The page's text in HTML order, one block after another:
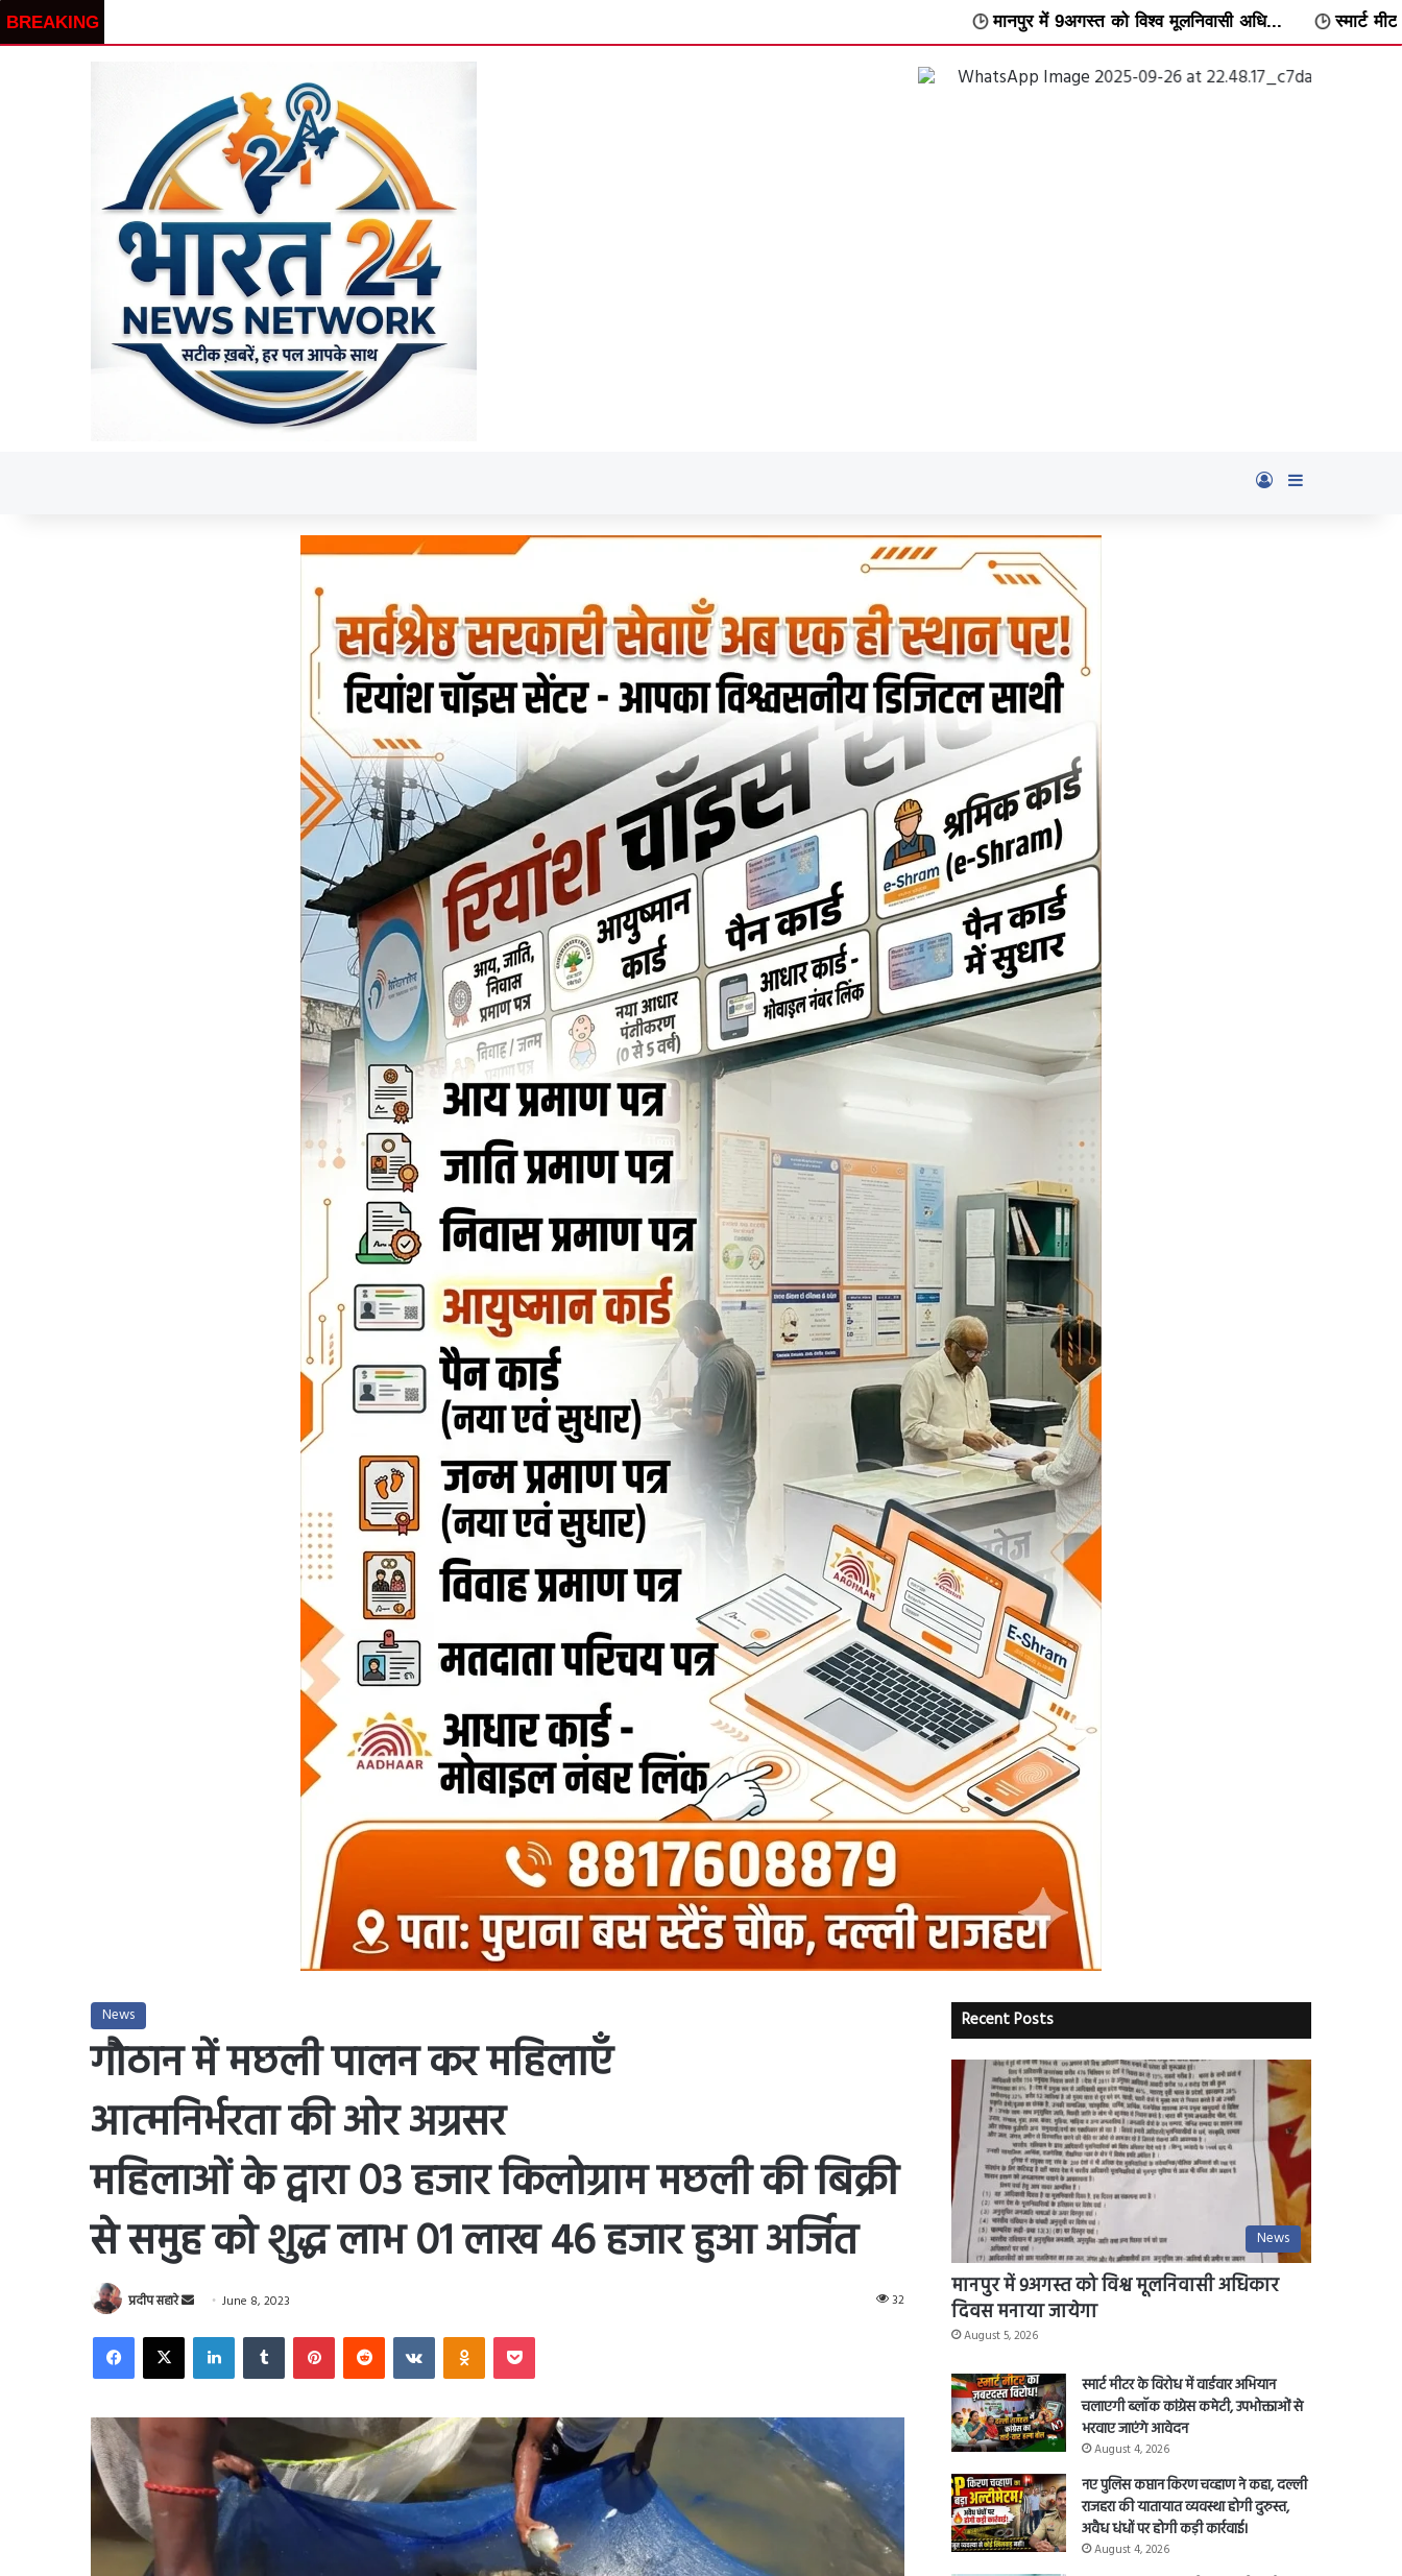
BREAKING मानपुर में 9अगस्त को विश्व मूलनिवासी अधि... स्मार्ट मीटर के विरोध में
Log InSidebar
News
गौठान में मछली पालन कर महिलाएँ
आत्मनिर्भरता की ओर अग्रसर
महिलाओं के द्वारा 03 हजार किलोग्राम मछली की बिक्री
से समुह को शुद्ध लाभ 01 लाख 46 हजार हुआ अर्जित
प्रदीप सहारे
Send
email
June 8, 2023 32
Facebook
X LinkedInTumblrPinterestRedditVKontakteOdnoklassniki
Pocket
Recent Posts
News
मानपुर में 9अगस्त को विश्व मूलनिवासी अधिकार
दिवस मनाया जायेगा
August 5, 2026
स्मार्ट मीटर के विरोध में वार्डवार अभियान
चलाएगी ब्लॉक कांग्रेस कमेटी, उपभोक्ताओं से
भरवाए जाएंगे आवेदन
August 4, 2026
नए पुलिस कप्तान किरण चव्हाण ने कहा, दल्ली
राजहरा की यातायात व्यवस्था होगी दुरुस्त,
अवैध धंधों पर होगी कड़ी कार्रवाई।
August 4, 2026